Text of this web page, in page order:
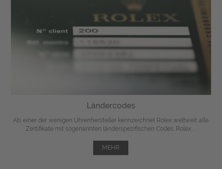
Ländercodes
Als einer der wenigen Uhrenhersteller kennzeichnet Rolex weltweit alle
Zertifikate mit sogenannten länderspezifischen Codes. Rolex ...
MEHR